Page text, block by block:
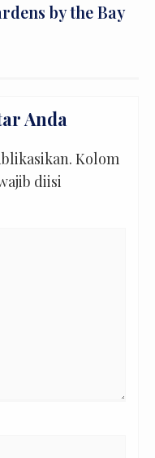
by the Bay
Anda
Kolom
diisi